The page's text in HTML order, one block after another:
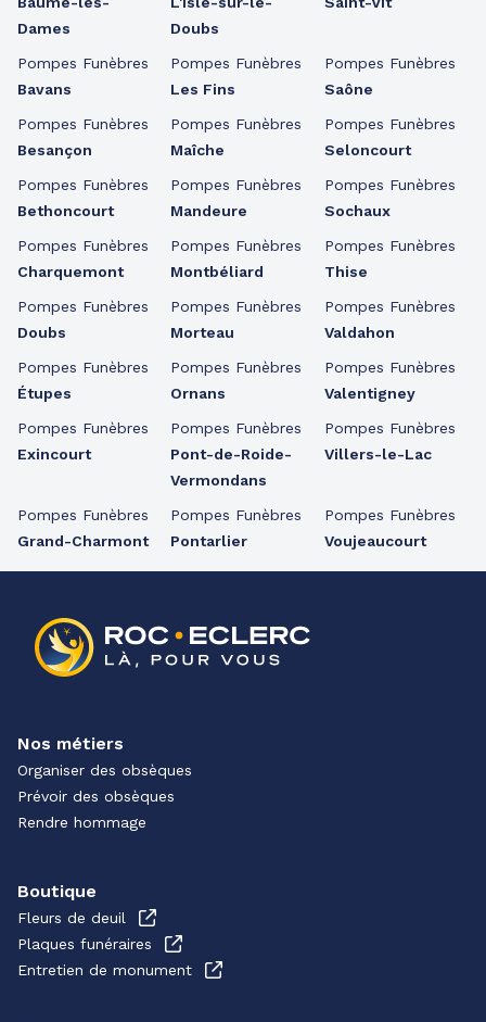
Dames
Pompes Funèbres
Bavans
Pompes Funèbres
Besançon
Pompes Funèbres
Bethoncourt
Pompes Funèbres
Charquemont
Pompes Funèbres
Doubs
Pompes Funèbres
Étupes
Pompes Funèbres
Exincourt
Pompes Funèbres
Grand-Charmont
Doubs
Pompes Funèbres
Les Fins
Pompes Funèbres
Maîche
Pompes Funèbres
Mandeure
Pompes Funèbres
Montbéliard
Pompes Funèbres
Morteau
Pompes Funèbres
Ornans
Pompes Funèbres
Pont-de-Roide-
Vermondans
Pompes Funèbres
Pontarlier
Pompes Funèbres
Saône
Pompes Funèbres
Seloncourt
Pompes Funèbres
Sochaux
Pompes Funèbres
Thise
Pompes Funèbres
Valdahon
Pompes Funèbres
Valentigney
Pompes Funèbres
Villers-le-Lac
Pompes Funèbres
Voujeaucourt
Nos métiers
Organiser des obsèques
Prévoir des obsèques
Rendre hommage
Boutique
Fleurs de deuil
Plaques funéraires
Entretien de monument